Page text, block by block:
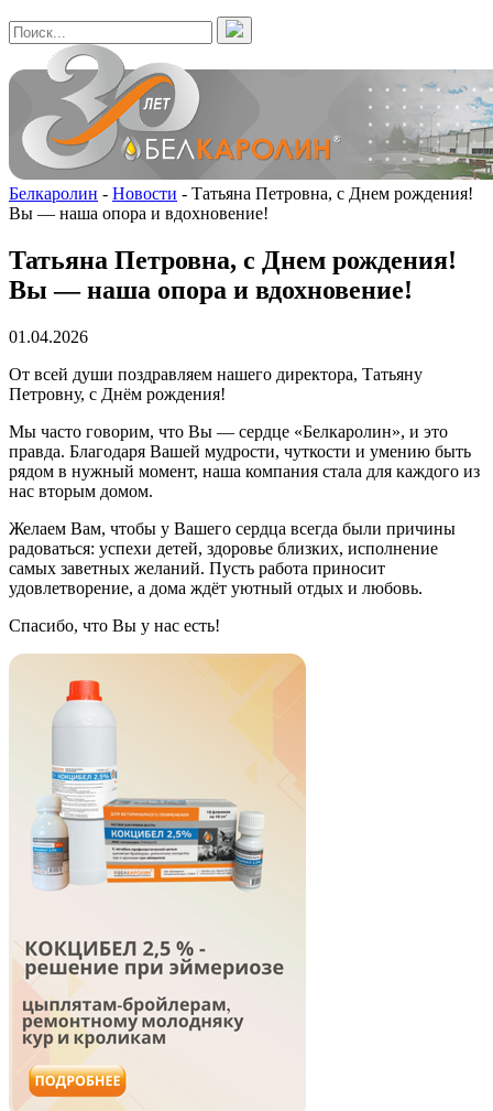
Белкаролин - Новости - Татьяна Петровна, с Днем рождения!
Вы — наша опора и вдохновение!
Татьяна Петровна, с Днем рождения!
Вы — наша опора и вдохновение!
01.04.2026
От всей души поздравляем нашего директора, Татьяну
Петровну, с Днём рождения!
Мы часто говорим, что Вы — сердце «Белкаролин», и это
правда. Благодаря Вашей мудрости, чуткости и умению быть
рядом в нужный момент, наша компания стала для каждого из
нас вторым домом.
Желаем Вам, чтобы у Вашего сердца всегда были причины
радоваться: успехи детей, здоровье близких, исполнение
самых заветных желаний. Пусть работа приносит
удовлетворение, а дома ждёт уютный отдых и любовь.
Спасибо, что Вы у нас есть!